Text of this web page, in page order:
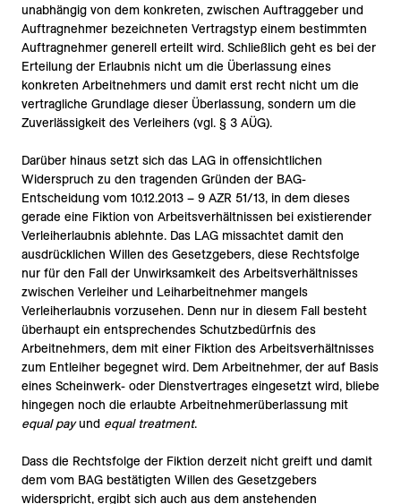
unabhängig von dem konkreten, zwischen Auftraggeber und
Auftragnehmer bezeichneten Vertragstyp einem bestimmten
Auftragnehmer generell erteilt wird. Schließlich geht es bei der
Erteilung der Erlaubnis nicht um die Überlassung eines
konkreten Arbeitnehmers und damit erst recht nicht um die
vertragliche Grundlage dieser Überlassung, sondern um die
Zuverlässigkeit des Verleihers (vgl. § 3 AÜG).
Darüber hinaus setzt sich das LAG in offensichtlichen
Widerspruch zu den tragenden Gründen der BAG-
Entscheidung vom 10.12.2013 – 9 AZR 51/13, in dem dieses
gerade eine Fiktion von Arbeitsverhältnissen bei existierender
Verleiherlaubnis ablehnte. Das LAG missachtet damit den
ausdrücklichen Willen des Gesetzgebers, diese Rechtsfolge
nur für den Fall der Unwirksamkeit des Arbeitsverhältnisses
zwischen Verleiher und Leiharbeitnehmer mangels
Verleiherlaubnis vorzusehen. Denn nur in diesem Fall besteht
überhaupt ein entsprechendes Schutzbedürfnis des
Arbeitnehmers, dem mit einer Fiktion des Arbeitsverhältnisses
zum Entleiher begegnet wird. Dem Arbeitnehmer, der auf Basis
eines Scheinwerk- oder Dienstvertrages eingesetzt wird, bliebe
hingegen noch die erlaubte Arbeitnehmerüberlassung mit
equal payund equal treatment.
Dass die Rechtsfolge der Fiktion derzeit nicht greift und damit
dem vom BAG bestätigten Willen des Gesetzgebers
widerspricht, ergibt sich auch aus dem anstehenden